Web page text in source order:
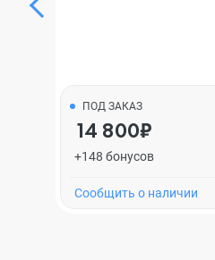
ПОД ЗАКАЗ
14 800₽
+148 бонусов
Cообщить о наличии